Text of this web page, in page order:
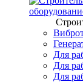
Для
Для
Для